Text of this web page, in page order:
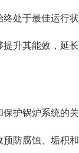
处于最佳运行状
升其能效，延长
护锅炉系统的关
防腐蚀、垢积和